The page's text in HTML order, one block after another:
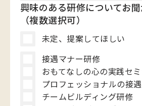
興味のある研修についてお聞
（複数選択可）
未定、提案してほしい
接遇マナー研修
おもてなしの心の実践セ
プロフェッショナルの接
チームビルディング研修